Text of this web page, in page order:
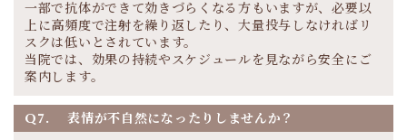
一部で抗体ができて効きづらくなる方もいますが、必要以
上に高頻度で注射を繰り返したり、大量投与しなければリ
スクは低いとされています。
当院では、効果の持続やスケジュールを見ながら安全にご
案内します。
Q7. 表情が不自然になったりしませんか？